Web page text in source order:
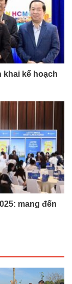
khai kế hoạch
mang đến